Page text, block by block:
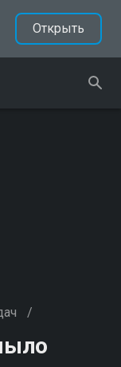
Открыть
/